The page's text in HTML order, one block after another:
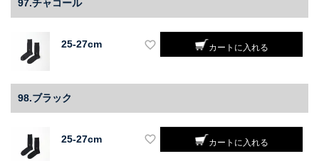
97.チャコール
25-27cm カートに入れる
98.ブラック
25-27cm カートに入れる